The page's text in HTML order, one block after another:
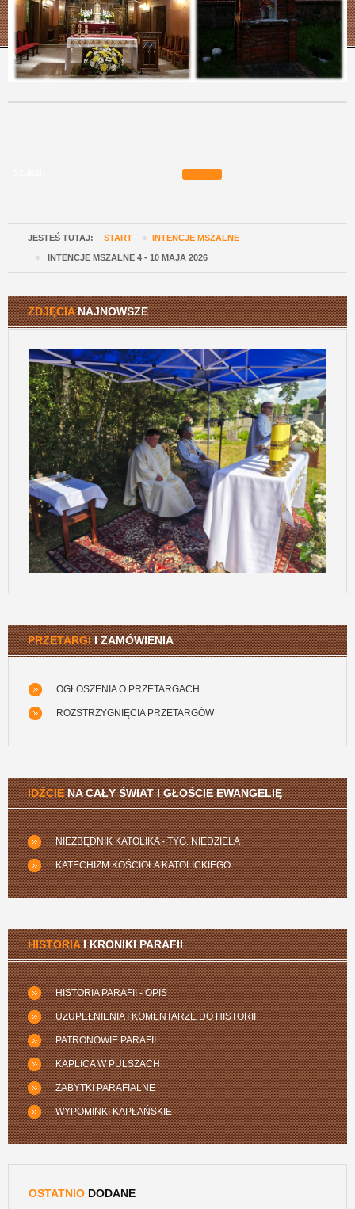
JESTEŚ TUTAJ: START » INTENCJE MSZALNE
» INTENCJE MSZALNE 4 - 10 MAJA 2026
ZDJĘCIANAJNOWSZE
PRZETARGII ZAMÓWIENIA
OGŁOSZENIA O PRZETARGACH
ROZSTRZYGNIĘCIA PRZETARGÓW
IDŹCIENA CAŁY ŚWIAT I GŁOŚCIE EWANGELIĘ
NIEZBĘDNIK KATOLIKA - TYG. NIEDZIELA
KATECHIZM KOŚCIOŁA KATOLICKIEGO
HISTORIAI KRONIKI PARAFII
HISTORIA PARAFII - OPIS
UZUPEŁNIENIA I KOMENTARZE DO HISTORII
PATRONOWIE PARAFII
KAPLICA W PULSZACH
ZABYTKI PARAFIALNE
WYPOMINKI KAPŁAŃSKIE
OSTATNIO DODANE